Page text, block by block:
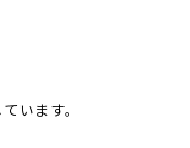
います。